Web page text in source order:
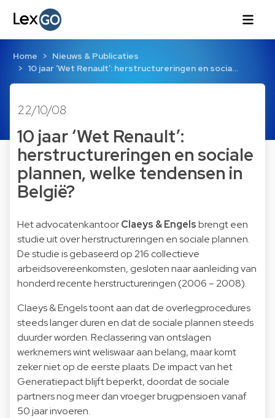
Home
Nieuws & Publicaties
10 jaar ‘Wet Renault’: herstructureringen en socia…
22/10/08
10 jaar ‘Wet Renault’:
herstructureringen en sociale
plannen, welke tendensen in
België?
Het advocatenkantoorClaeys & Engelsbrengt een
studie uit over herstructureringen en sociale plannen.
De studie is gebaseerd op 216 collectieve
arbeidsovereenkomsten, gesloten naar aanleiding van
honderd recente herstructureringen (2006 – 2008).
Claeys & Engels toont aan dat de overlegprocedures
steeds langer duren en dat de sociale plannen steeds
duurder worden. Reclassering van ontslagen
werknemers wint weliswaar aan belang, maar komt
zeker niet op de eerste plaats. De impact van het
Generatiepact blijft beperkt, doordat de sociale
partners nog meer dan vroeger brugpensioen vanaf
50 jaar invoeren.